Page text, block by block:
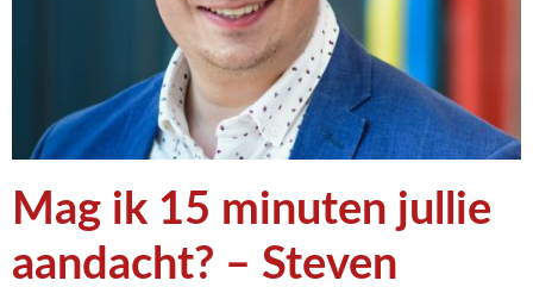
Mag ik 15 minuten jullie
aandacht? – Steven